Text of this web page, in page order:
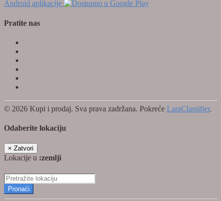
Android aplikacije
Pratite nas
© 2026 Kupi i prodaj. Sva prava zadržana. Pokreće LaraClassifier.
Odaberite lokaciju
× Zatvori
Lokacije u :zemlji
Pronaći